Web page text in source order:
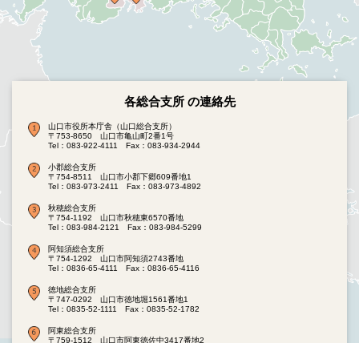
各総合支所 の連絡先
山口市役所本庁舎（山口総合支所）
〒753-8650 山口市亀山町2番1号
Tel：083-922-4111
Fax：083-934-2944
小郡総合支所
〒754-8511 山口市小郡下郷609番地1
Tel：083-973-2411
Fax：083-973-4892
秋穂総合支所
〒754-1192 山口市秋穂東6570番地
Tel：083-984-2121
Fax：083-984-5299
阿知須総合支所
〒754-1292 山口市阿知須2743番地
Tel：0836-65-4111
Fax：0836-65-4116
徳地総合支所
〒747-0292 山口市徳地堀1561番地1
Tel：0835-52-1111
Fax：0835-52-1782
阿東総合支所
〒759-1512 山口市阿東徳佐中3417番地2